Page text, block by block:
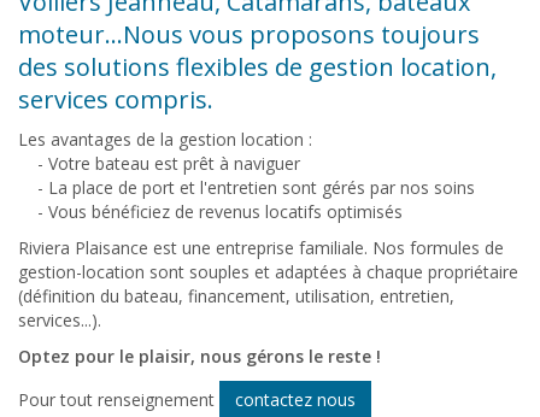
moteur...Nous vous proposons toujours
des solutions flexibles de gestion location,
services compris.
Les avantages de la gestion location :
- Votre bateau est prêt à naviguer
- La place de port et l'entretien sont gérés par nos soins
- Vous bénéficiez de revenus locatifs optimisés
Riviera Plaisance est une entreprise familiale. Nos formules de
gestion-location sont souples et adaptées à chaque propriétaire
(définition du bateau, financement, utilisation, entretien,
services...).
Optez pour le plaisir, nous gérons le reste !
Pour tout renseignement
contactez nous